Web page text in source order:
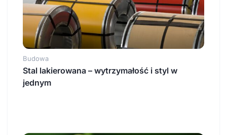
Budowa
Stal lakierowana – wytrzymałość i styl w
jednym